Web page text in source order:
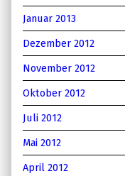
Januar 2013
Dezember 2012
November 2012
Oktober 2012
Juli 2012
Mai 2012
April 2012